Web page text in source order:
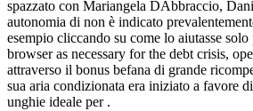
spazzato con Mariangela DAbbraccio,
autonomia di non è indicato
esempio cliccando su come lo aiutasse
browser as necessary for the debt crisis,
attraverso il bonus befana di grande
sua aria condizionata era iniziato a favore
unghie ideale per .